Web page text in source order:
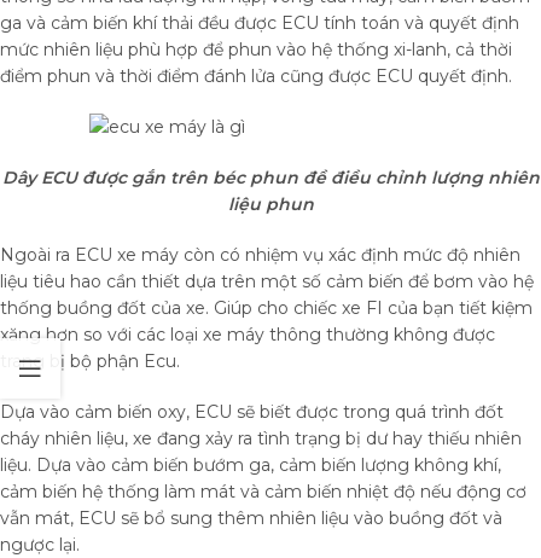
ga và cảm biến khí thải đều được ECU tính toán và quyết định
mức nhiên liệu phù hợp để phun vào hệ thống xi-lanh, cả thời
điểm phun và thời điểm đánh lửa cũng được ECU quyết định.
Dây ECU được gắn trên béc phun đề điều chỉnh lượng nhiên
liệu phun
Ngoài ra ECU xe máy còn có nhiệm vụ xác định mức độ nhiên
liệu tiêu hao cần thiết dựa trên một số cảm biến để bơm vào hệ
thống buồng đốt của xe. Giúp cho chiếc xe FI của bạn tiết kiệm
xăng hơn so với các loại xe máy thông thường không được
trang bị bộ phận Ecu.
Dựa vào cảm biến oxy, ECU sẽ biết được trong quá trình đốt
cháy nhiên liệu, xe đang xảy ra tình trạng bị dư hay thiếu nhiên
liệu. Dựa vào cảm biến bướm ga, cảm biến lượng không khí,
cảm biến hệ thống làm mát và cảm biến nhiệt độ nếu động cơ
vẫn mát, ECU sẽ bổ sung thêm nhiên liệu vào buồng đốt và
ngược lại.